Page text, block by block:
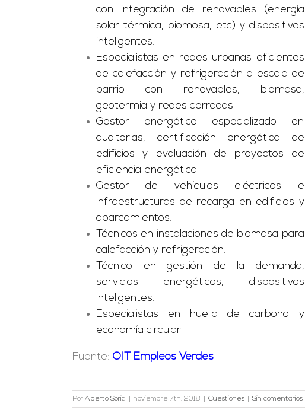
con integración de renovables (energía
solar térmica, biomosa, etc) y dispositivos
inteligentes.
Especialistas en redes urbanas eficientes
de calefacción y refrigeración a escala de
barrio con renovables, biomasa,
geotermia y redes cerradas.
Gestor energético especializado en
auditorias, certificación energética de
edificios y evaluación de proyectos de
eficiencia energética.
Gestor de vehículos eléctricos e
infraestructuras de recarga en edificios y
aparcamientos.
Técnicos en instalaciones de biomasa para
calefacción y refrigeración.
Técnico en gestión de la demanda,
servicios energéticos, dispositivos
inteligentes.
Especialistas en huella de carbono y
economía circular.
Fuente: OIT Empleos Verdes
Por Alberto Soria noviembre 7th, 2018 Cuestiones Sin comentarios